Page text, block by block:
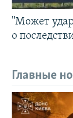
"Может
о
Главные